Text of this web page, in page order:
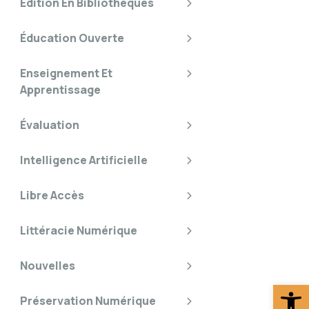
Éducation Ouverte
Enseignement Et
Apprentissage
Évaluation
Intelligence Artificielle
Libre Accès
Littéracie Numérique
Nouvelles
Préservation Numérique